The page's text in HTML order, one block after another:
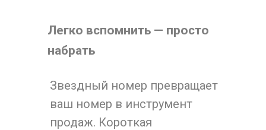
Легко вспомнить — просто
набрать
Звездный номер превращает
ваш номер в инструмент
продаж. Короткая